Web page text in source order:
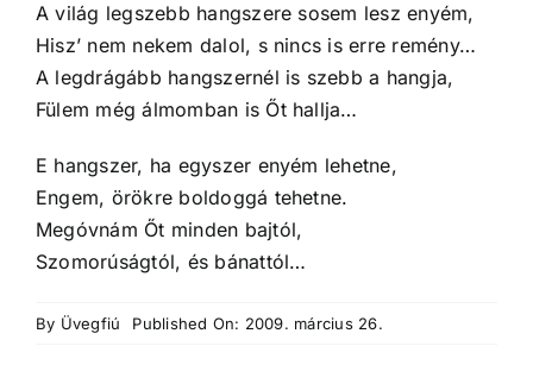
A világ legszebb hangszere sosem lesz enyém,
Hisz’ nem nekem dalol, s nincs is erre remény…
A legdrágább hangszernél is szebb a hangja,
Fülem még álmomban is Őt hallja…
E hangszer, ha egyszer enyém lehetne,
Engem, örökre boldoggá tehetne.
Megóvnám Őt minden bajtól,
Szomorúságtól, és bánattól…
By Üvegfiú Published On: 2009. március 26.